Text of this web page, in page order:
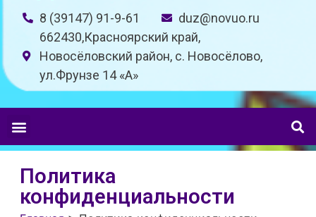
8 (39147) 91-9-61
duz@novuo.ru
662430,Красноярский край,
Новосёловский район, с. Новосёлово,
ул.Фрунзе 14 «A»
Политика
конфиденциальности